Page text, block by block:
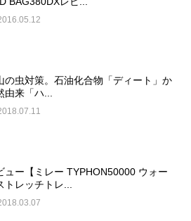
の虫対策。石油化合物「ディート」か
由来「ハ...
ュー【ミレー TYPHON50000 ウォー
トレッチトレ...